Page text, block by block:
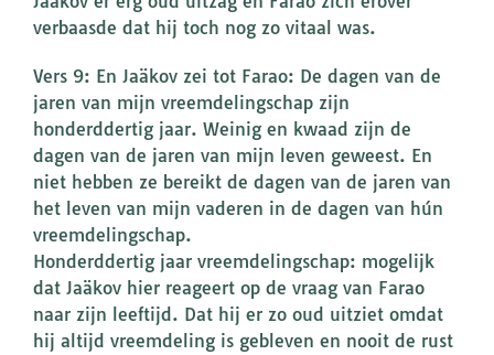
verbaasde dat hij toch nog zo vitaal was.
Vers 9: En Jaäkov zei tot Farao: De dagen van de
jaren van mijn vreemdelingschap zijn
honderddertig jaar. Weinig en kwaad zijn de
dagen van de jaren van mijn leven geweest. En
niet hebben ze bereikt de dagen van de jaren van
het leven van mijn vaderen in de dagen van hún
vreemdelingschap.
Honderddertig jaar vreemdelingschap: mogelijk
dat Jaäkov hier reageert op de vraag van Farao
naar zijn leeftijd. Dat hij er zo oud uitziet omdat
hij altijd vreemdeling is gebleven en nooit de rust